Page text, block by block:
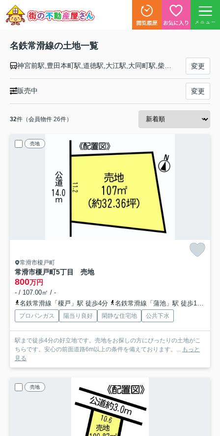
メニュー
名鉄常滑線の土地一覧
神宮前駅,豊田本町駅,道徳駅,大江駅,大同町駅,柴田駅,名和駅,聚楽園駅,新日鉄前駅,太田川駅,尾張横須賀駅,寺本駅,朝倉駅,古見駅,長浦駅,日長駅,新舞子駅,大野町駅,西ノ口駅,蒲池駅,榎戸駅,多屋駅,常滑駅 変更
販売中 変更
32件（会員物件 26件）
売地
常滑市榎戸町
常滑市榎戸町5丁目 売地
800万円
- / 107.00㎡ / -
名鉄常滑線「榎戸」駅 徒歩4分
名鉄常滑線「蒲池」駅 徒歩14分
プロパンガス 陽当り良好 閑静な住宅地 公共下水
駅まで徒歩4分の好立地です。売地をお探しの方にぴったりの土地がこ
ちらです。安心の前面道路6m以上の条件を備えております。...
もっと
見る
売地